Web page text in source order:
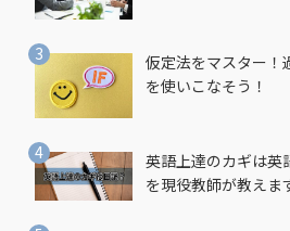
仮定法をマスター！
を使いこなそう！
英語上達のカギは
を現役教師が教えま